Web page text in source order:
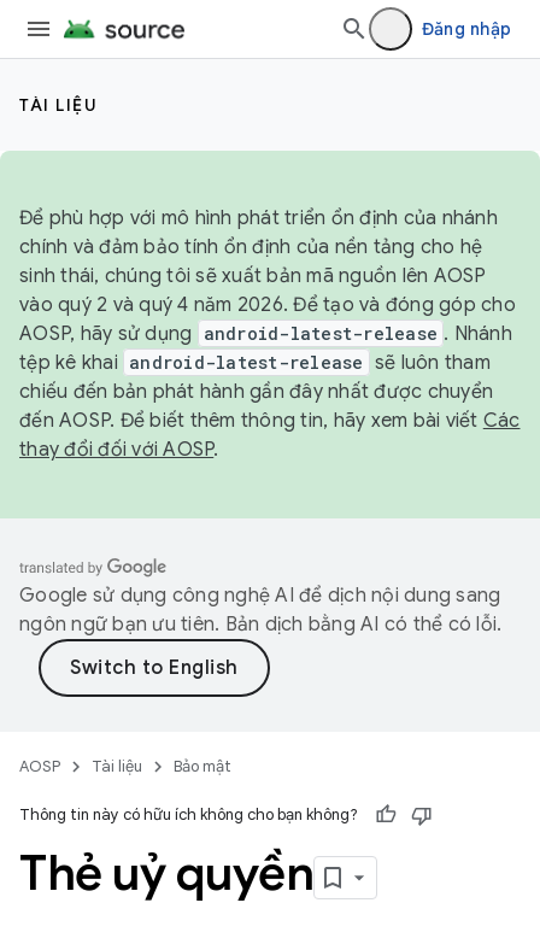
Đăng nhập
TÀI LIỆU
Để phù hợp với mô hình phát triển ổn định của nhánh
chính và đảm bảo tính ổn định của nền tảng cho hệ
sinh thái, chúng tôi sẽ xuất bản mã nguồn lên AOSP
vào quý 2 và quý 4 năm 2026. Để tạo và đóng góp cho
AOSP, hãy sử dụng
android-latest-release . Nhánh
tệp kê khai android-latest-release sẽ luôn tham
chiếu đến bản phát hành gần đây nhất được chuyển
đến AOSP. Để biết thêm thông tin, hãy xem bài viết Các
thay đổi đối với AOSP.
Google sử dụng công nghệ AI để dịch nội dung sang
ngôn ngữ bạn ưu tiên. Bản dịch bằng AI có thể có lỗi.
AOSP Tài liệu Bảo mật
Thông tin này có hữu ích không cho bạn không?
Thẻ uỷ quyền